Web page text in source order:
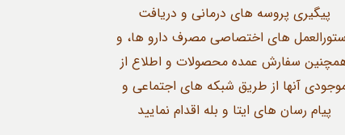
پیگیری پروسه های درمانی و دریافت
های اختصاصی مصرف دارو ها، و
سفارش عمده محصولات و اطلاع از
آنها از طریق شبکه های اجتماعی و
پیام رسان های ایتا و بله اقدام نمایید